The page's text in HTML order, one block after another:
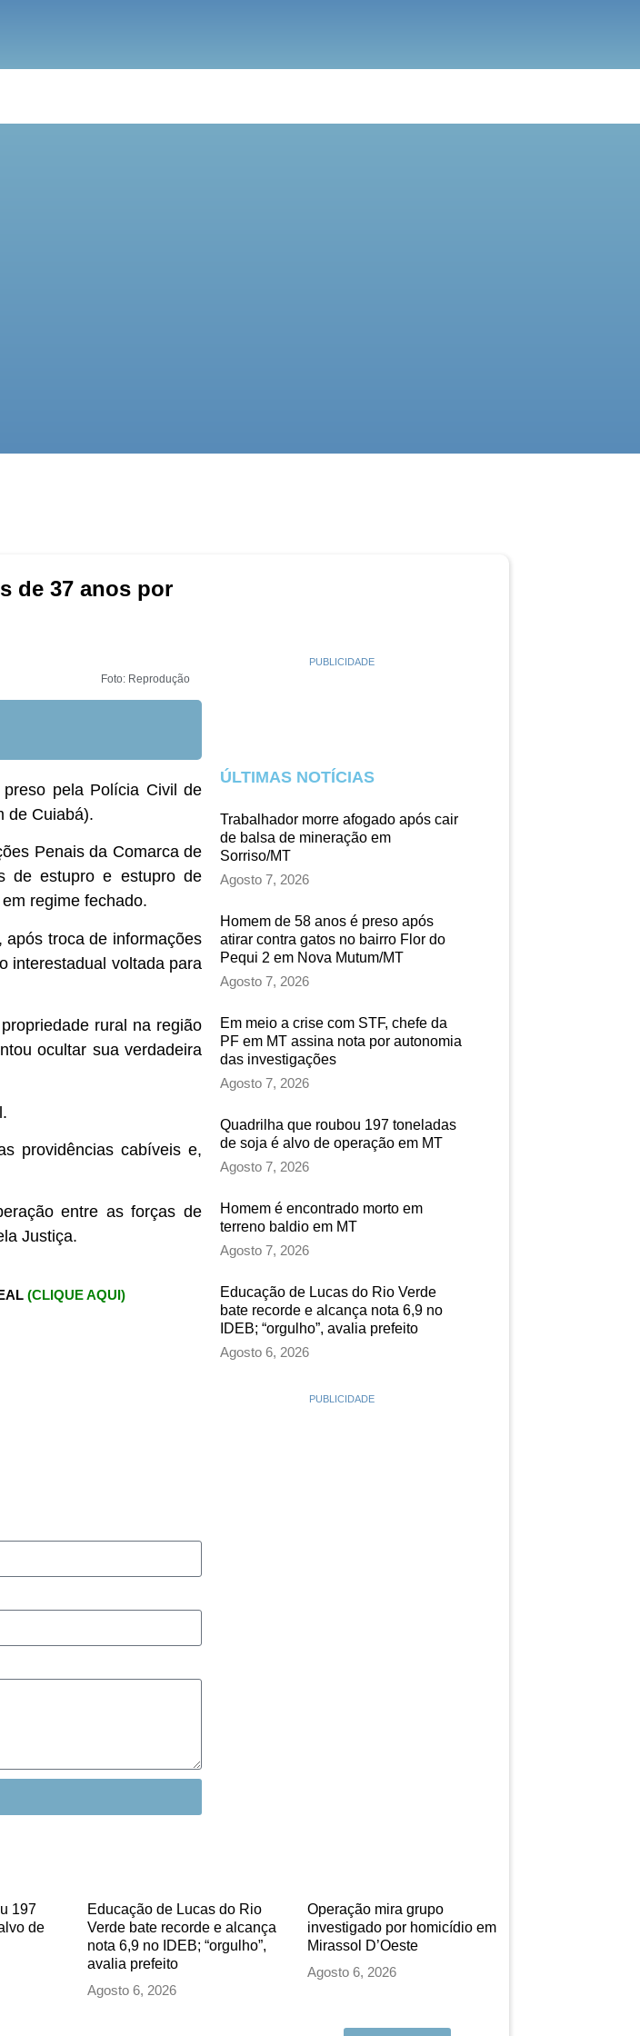
de 37 anos por
Foto: Reprodução
pela Polícia Civil de
de Cuiabá).
Penais da Comarca de
de estupro e estupro de
regime fechado.
troca de informações
interestadual voltada para
rural na região
ocultar sua verdadeira
providências cabíveis e,
entre as forças de
Justiça.
(CLIQUE AQUI)
PUBLICIDADE
ÚLTIMAS NOTÍCIAS
Trabalhador morre afogado após cair
de balsa de mineração em
Sorriso/MT
Agosto 7, 2026
Homem de 58 anos é preso após
atirar contra gatos no bairro Flor do
Pequi 2 em Nova Mutum/MT
Agosto 7, 2026
Em meio a crise com STF, chefe da
PF em MT assina nota por autonomia
das investigações
Agosto 7, 2026
Quadrilha que roubou 197 toneladas
de soja é alvo de operação em MT
Agosto 7, 2026
Homem é encontrado morto em
terreno baldio em MT
Agosto 7, 2026
Educação de Lucas do Rio Verde
bate recorde e alcança nota 6,9 no
IDEB; “orgulho”, avalia prefeito
Agosto 6, 2026
PUBLICIDADE
197
de
Educação de Lucas do Rio
Verde bate recorde e alcança
nota 6,9 no IDEB; “orgulho”,
avalia prefeito
Agosto 6, 2026
Operação mira grupo
investigado por homicídio em
Mirassol D’Oeste
Agosto 6, 2026